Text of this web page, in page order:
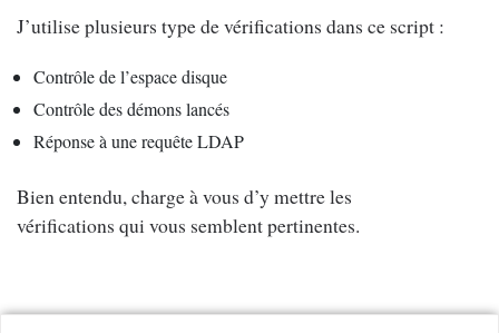
J’utilise plusieurs type de vérifications dans ce script :
Contrôle de l’espace disque
Contrôle des démons lancés
Réponse à une requête LDAP
Bien entendu, charge à vous d’y mettre les
vérifications qui vous semblent pertinentes.